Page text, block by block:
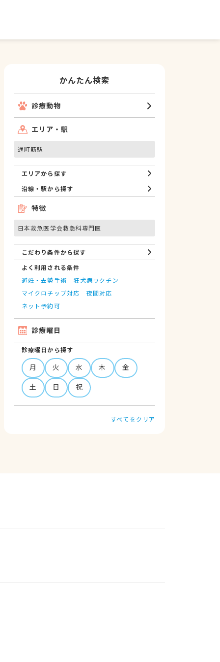
かんたん検索
診療動物
エリア・駅
通町筋駅
エリアから探す
沿線・駅から探す
特徴
日本救急医学会救急科専門医
こだわり条件から探す
よく利用される条件
避妊・去勢手術
狂犬病ワクチン
マイクロチップ対応
夜間対応
ネット予約可
診療曜日
診療曜日から探す
月 火 水 木
金
土
日 祝
すべてをクリア